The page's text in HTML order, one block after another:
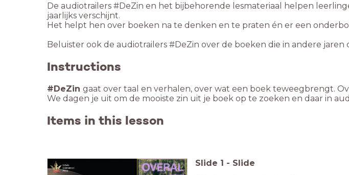
De audiotrailers #DeZin en het bijbehorende lesmateriaal helpen
jaarlijks verschijnt.
Het helpt hen over boeken na te denken en te praten én er een
Beluister ook de audiotrailers #DeZin over de boeken die in andere jaren
Instructions
#DeZin
We dagen je uit om de mooiste zin uit je boek op te zoeken en daar in
Items in this lesson
Slide 1 - Slide